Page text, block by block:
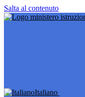
Salta al contenuto
Italiano